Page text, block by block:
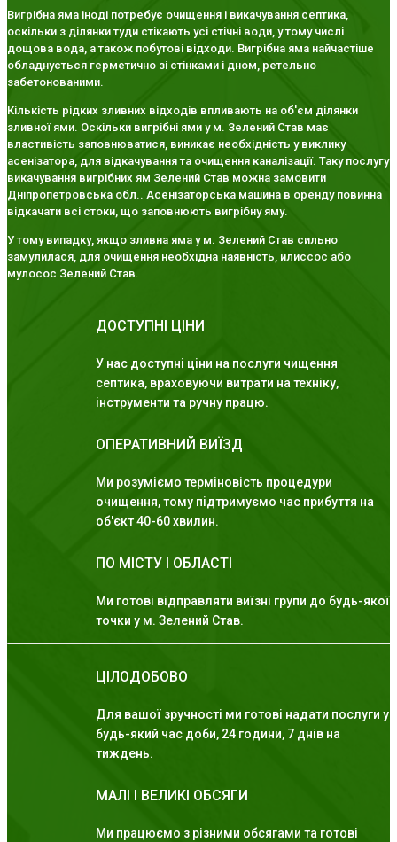
Вигрібна яма іноді потребує очищення і викачування септика,
оскільки з ділянки туди стікають усі стічні води, у тому числі
дощова вода, а також побутові відходи. Вигрібна яма найчастіше
обладнується герметично зі стінками і дном, ретельно
забетонованими.
Кількість рідких зливних відходів впливають на об'єм ділянки
зливної ями. Оскільки вигрібні ями у м. Зелений Став має
властивість заповнюватися, виникає необхідність у виклику
асенізатора, для відкачування та очищення каналізації. Таку послугу
викачування вигрібних ям Зелений Став можна замовити
Дніпропетровська обл.. Асенізаторська машина в оренду повинна
відкачати всі стоки, що заповнюють вигрібну яму.
У тому випадку, якщо зливна яма у м. Зелений Став сильно
замулилася, для очищення необхідна наявність, илиссос або
мулосос Зелений Став.
ДОСТУПНІ ЦІНИ
У нас доступні ціни на послуги чищення
септика, враховуючи витрати на техніку,
інструменти та ручну працю.
ОПЕРАТИВНИЙ ВИЇЗД
Ми розуміємо терміновість процедури
очищення, тому підтримуємо час прибуття на
об'єкт 40-60 хвилин.
ПО МІСТУ І ОБЛАСТІ
Ми готові відправляти виїзні групи до будь-якої
точки у м. Зелений Став.
ЦІЛОДОБОВО
Для вашої зручності ми готові надати послуги у
будь-який час доби, 24 години, 7 днів на
тиждень.
МАЛІ І ВЕЛИКІ ОБСЯГИ
Ми працюємо з різними обсягами та готові